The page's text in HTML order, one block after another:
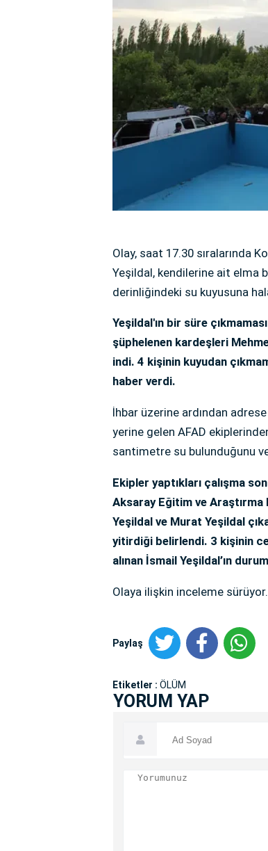
Olay, saat 17.30 sıralarında
Yeşildal, kendilerine ait elma
derinliğindeki su kuyusuna
Yeşildal'ın bir süre
şüphelenen kardeşleri
indi. 4 kişinin kuyudan
haber verdi.
İhbar üzerine ardından
yerine gelen AFAD
santimetre su bulunduğunu
Ekipler yaptıkları çalışma
Aksaray Eğitim ve Araştırma
Yeşildal ve Murat Yeşildal
yitirdiği belirlendi. 3 kişinin
alınan İsmail Yeşildal’ın
Olaya ilişkin inceleme sürüyor.
Paylaş
Etiketler : ÖLÜM
YORUM YAP